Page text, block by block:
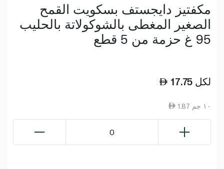
مكفتيز دايجستف بسكويت القمح
الصغير المغطى بالشوكولاتة بالحليب
95 غ حزمة من 5 قطع
17.75 لكل
1.87 ١٠ جم
0